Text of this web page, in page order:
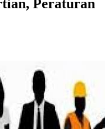
Peraturan